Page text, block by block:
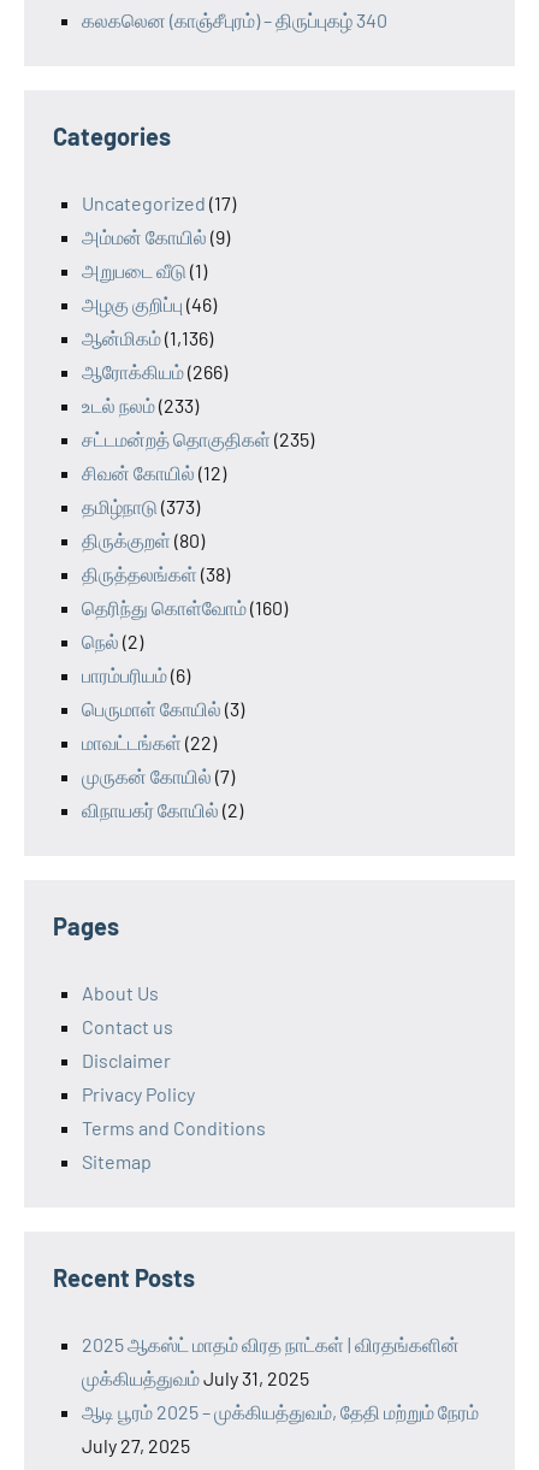
கலகலென (காஞ்சீபுரம்) – திருப்புகழ் 340
Categories
Uncategorized (17)
அம்மன் கோயில் (9)
அறுபடை வீடு (1)
அழகு குறிப்பு (46)
ஆன்மிகம்(1,136)
ஆரோக்கியம்(266)
உடல் நலம்(233)
சட்டமன்றத் தொகுதிகள் (235)
சிவன் கோயில் (12)
தமிழ்நாடு (373)
திருக்குறள் (80)
திருத்தலங்கள் (38)
தெரிந்து கொள்வோம்(160)
நெல் (2)
பாரம்பரியம்(6)
பெருமாள் கோயில் (3)
மாவட்டங்கள் (22)
முருகன் கோயில் (7)
விநாயகர் கோயில் (2)
Pages
About Us
Contact us
Disclaimer
Privacy Policy
Terms and Conditions
Sitemap
Recent Posts
2025 ஆகஸ்ட் மாதம் விரத நாட்கள் | விரதங்களின்
முக்கியத்துவம்July 31, 2025
ஆடி பூரம் 2025 – முக்கியத்துவம், தேதி மற்றும் நேரம்
July 27, 2025